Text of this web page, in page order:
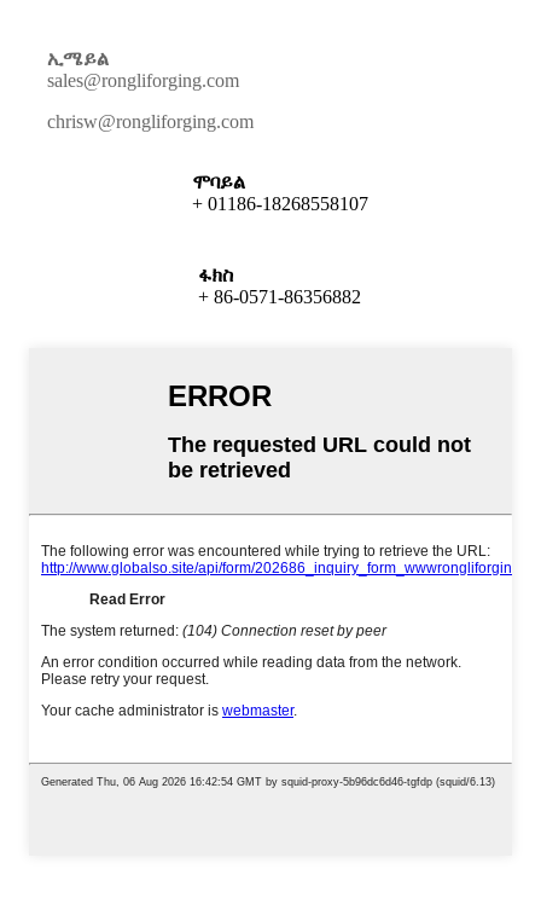
ኢሜይል
sales@rongliforging.com
chrisw@rongliforging.com
ሞባይል
+ 01186-18268558107
ፋክስ
+ 86-0571-86356882